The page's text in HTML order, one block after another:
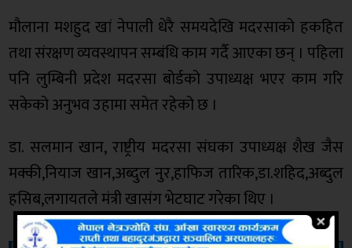
मौलाना मशहुद खां नेपाली धेरै समयदेखि मदरसाको हकहित
तथा संरक्षण व्यवस्थापन सम्बंधि काम गर्दै आएका छन् । पहिला
पनि लुम्बिनी प्रदेश मदरसा बोर्डको उपाध्यक्ष भएर काम गरि
सकेको अनुभव उहामा समेत रहेको छ ।
डा. सलमान खान, राष्ट्रीय मदरसा संघका उपाध्यक्ष शैख जैस
मक्की,नियाज खान,अब्दुल नुर,हाफिज तारिक,डा.शहिद,अब्दुल
हसिब,लगायतले मंत्री खासंग भेटघाट गरेका थिए ।